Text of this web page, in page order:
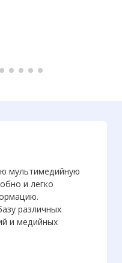
мультимедийную
и легко
различных
и медийных